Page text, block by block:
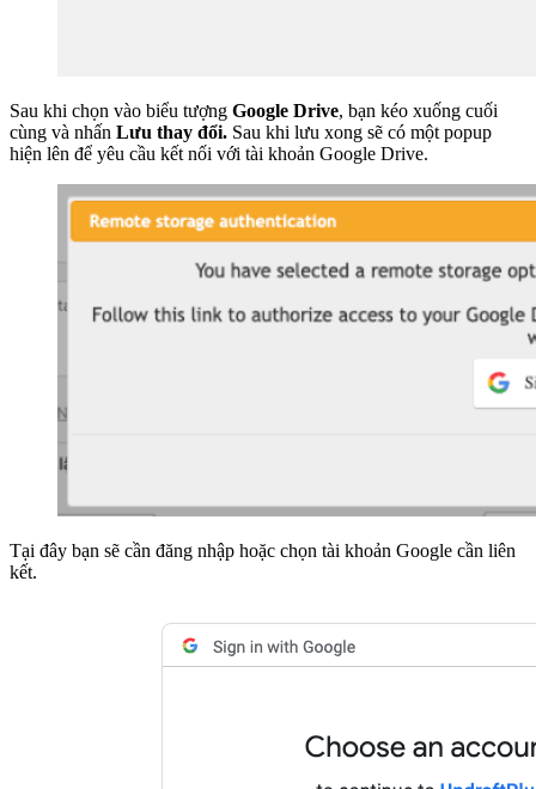
Sau khi chọn vào biểu tượng Google Drive, bạn kéo xuống cuối
cùng và nhấn Lưu thay đổi. Sau khi lưu xong sẽ có một popup
hiện lên để yêu cầu kết nối với tài khoản Google Drive.
Tại đây bạn sẽ cần đăng nhập hoặc chọn tài khoản Google cần liên
kết.